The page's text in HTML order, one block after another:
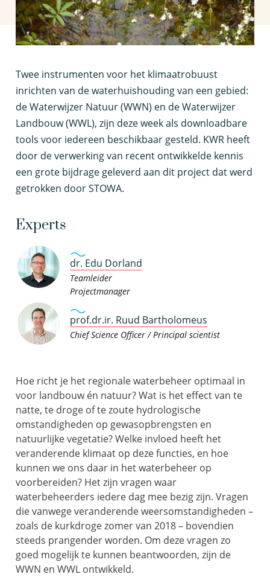
Twee instrumenten voor het klimaatrobuust
inrichten van de waterhuishouding van een gebied:
de Waterwijzer Natuur (WWN) en de Waterwijzer
Landbouw (WWL), zijn deze week als downloadbare
tools voor iedereen beschikbaar gesteld. KWR heeft
door de verwerking van recent ontwikkelde kennis
een grote bijdrage geleverd aan dit project dat werd
getrokken door STOWA.
Experts
dr. Edu Dorland
Teamleider
Projectmanager
prof.dr.ir. Ruud Bartholomeus
Chief Science Officer / Principal scientist
Hoe richt je het regionale waterbeheer optimaal in
voor landbouw én natuur? Wat is het effect van te
natte, te droge of te zoute hydrologische
omstandigheden op gewasopbrengsten en
natuurlijke vegetatie? Welke invloed heeft het
veranderende klimaat op deze functies, en hoe
kunnen we ons daar in het waterbeheer op
voorbereiden? Het zijn vragen waar
waterbeheerders iedere dag mee bezig zijn. Vragen
die vanwege veranderende weersomstandigheden –
zoals de kurkdroge zomer van 2018 – bovendien
steeds prangender worden. Om deze vragen zo
goed mogelijk te kunnen beantwoorden, zijn de
WWN en WWL ontwikkeld.